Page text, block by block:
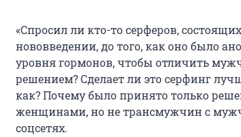
«Спросил ли кто-то серферов,
нововведении, до того, как оно было
уровня гормонов, чтобы отличить
решением? Сделает ли это серфинг
как? Почему было принято только
женщинами, но не трансмужчин с
соцсетях.